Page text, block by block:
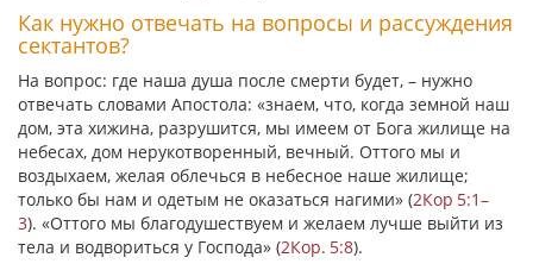
Как нужно отвечать на вопросы и рассуждения
сектантов?
На вопрос: где наша душа после смерти будет, – нужно
отвечать словами Апостола: «знаем, что, когда земной наш
дом, эта хижина, разрушится, мы имеем от Бога жилище на
небесах, дом нерукотворенный, вечный. Оттого мы и
воздыхаем, желая облечься в небесное наше жилище;
только бы нам и одетым не оказаться нагими» (2Кор 5:1–
3). «Оттого мы благодушествуем и желаем лучше выйти из
тела и водвориться у Господа» (2Кор. 5:8).